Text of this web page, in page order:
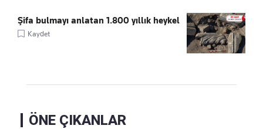
Şifa bulmayı anlatan 1.800 yıllık heykel
Kaydet
ÖNE ÇIKANLAR